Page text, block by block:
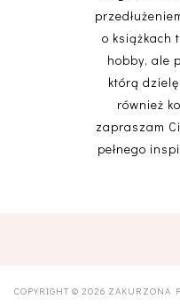
o książkach
hobby, ale
którą
również
zapraszam
pełnego
COPYRIGHT © 2026 ZAKURZONA